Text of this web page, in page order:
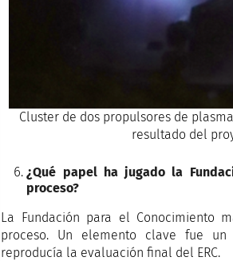
Cluster de dos propulsores de
resultado del
¿Qué papel ha jugado la
proceso?
La Fundación para el Conocimiento
proceso. Un elemento clave fue
reproducía la evaluación final del ERC.